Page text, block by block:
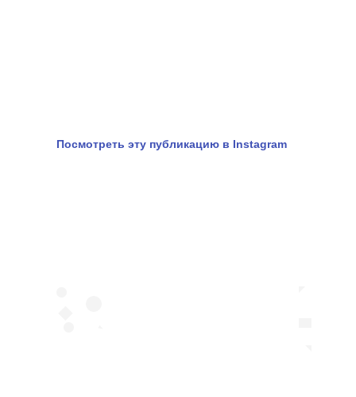
Посмотреть эту публикацию в Instagram